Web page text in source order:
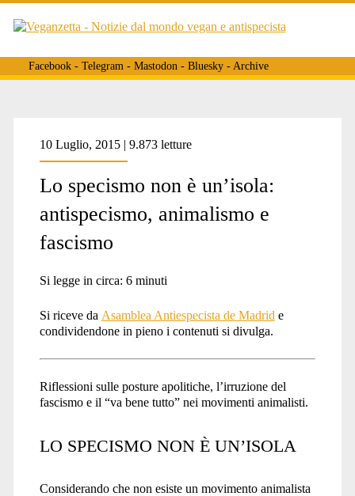
Facebook- Telegram- Mastodon- Bluesky- Archive
Tag:
<span>alf
movie</span>
10 Luglio, 2015 | 9.873 letture
Lo specismo non è un’isola:
antispecismo, animalismo e
fascismo
Si legge in circa: 6 minuti
Si riceve da Asamblea Antiespecista de Madrid e
condividendone in pieno i contenuti si divulga.
Riflessioni sulle posture apolitiche, l’irruzione del
fascismo e il “va bene tutto” nei movimenti animalisti.
LO SPECISMO NON È UN’ISOLA
Considerando che non esiste un movimento animalista